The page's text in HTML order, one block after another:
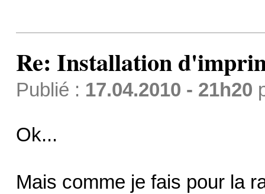
Re: Installation
Publié : 17.04.2010 - 21h20
Ok...
Mais comme je fais pour la